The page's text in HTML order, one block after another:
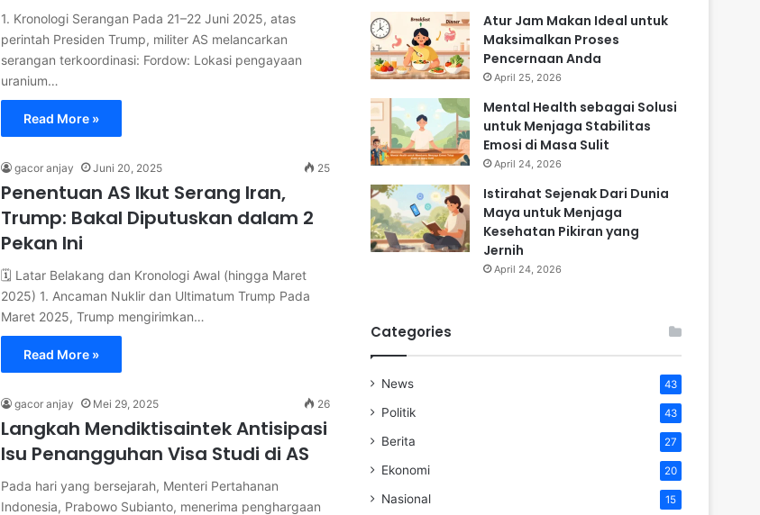
1. Kronologi Serangan Pada 21–22 Juni 2025, atas
perintah Presiden Trump, militer AS melancarkan
serangan terkoordinasi: Fordow: Lokasi pengayaan
uranium…
Read More »
gacor anjay Juni 20, 2025 25
Penentuan AS Ikut Serang Iran,
Trump: Bakal Diputuskan dalam 2
Pekan Ini
🗓️ Latar Belakang dan Kronologi Awal (hingga Maret
2025) 1. Ancaman Nuklir dan Ultimatum Trump Pada
Maret 2025, Trump mengirimkan…
Read More »
gacor anjay Mei 29, 2025 26
Langkah Mendiktisaintek Antisipasi
Isu Penangguhan Visa Studi di AS
Pada hari yang bersejarah, Menteri Pertahanan
Indonesia, Prabowo Subianto, menerima penghargaan
Atur Jam Makan Ideal untuk
Maksimalkan Proses
Pencernaan Anda
April 25, 2026
Mental Health sebagai Solusi
untuk Menjaga Stabilitas
Emosi di Masa Sulit
April 24, 2026
Istirahat Sejenak Dari Dunia
Maya untuk Menjaga
Kesehatan Pikiran yang
Jernih
April 24, 2026
Categories
News 43
Politik 43
Berita 27
Ekonomi 20
Nasional 15